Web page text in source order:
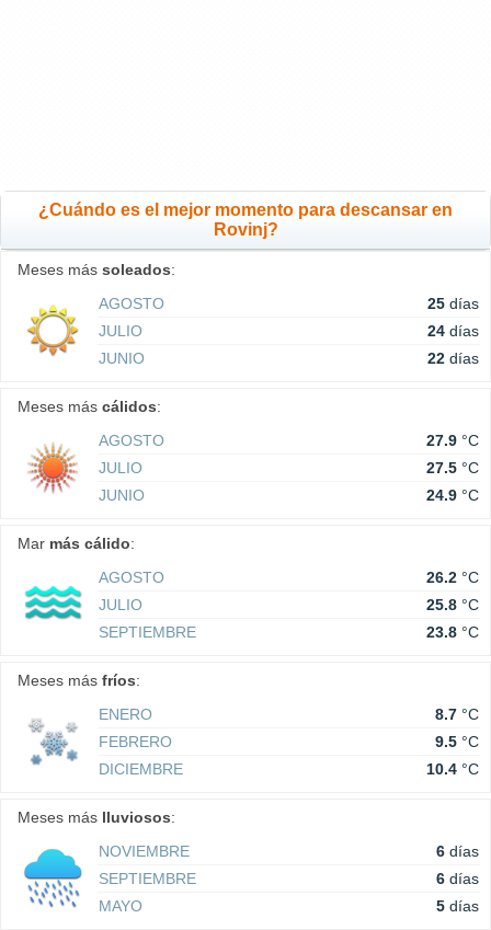
¿Cuándo es el mejor momento para descansar en
Rovinj?
Meses más soleados:
AGOSTO
25 días
JULIO
24 días
JUNIO
22 días
Meses más cálidos:
AGOSTO
27.9 °C
JULIO
27.5 °C
JUNIO
24.9 °C
Mar más cálido:
AGOSTO
26.2 °C
JULIO
25.8 °C
SEPTIEMBRE
23.8 °C
Meses más fríos:
ENERO
8.7 °C
FEBRERO
9.5 °C
DICIEMBRE
10.4 °C
Meses más lluviosos:
NOVIEMBRE
6 días
SEPTIEMBRE
6 días
MAYO
5 días